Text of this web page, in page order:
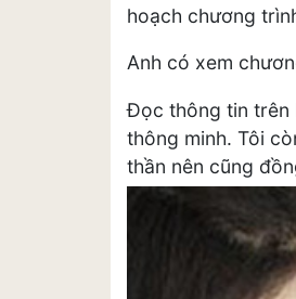
hoạch chương
Anh có xem
Đọc thông tin trên
thông minh. Tôi
thần nên cũng